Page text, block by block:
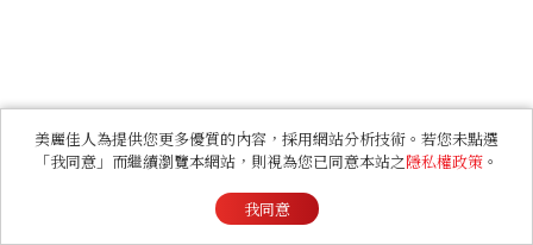
美麗佳人為提供您更多優質的內容，採用網站分析技術。若您未點選
「我同意」而繼續瀏覽本網站，則視為您已同意本站之隱私權政策 。
我同意